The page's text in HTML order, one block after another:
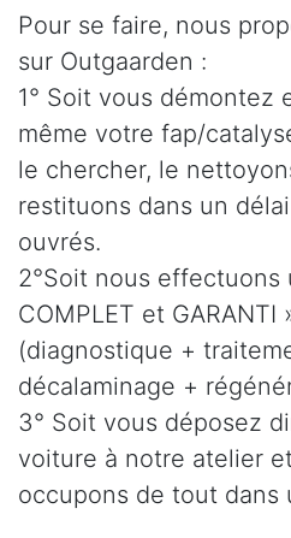
Pour se faire, nous
sur Outgaarden :
1° Soit vous démontez
même votre fap/
le chercher, le
restituons dans un
ouvrés.
2°Soit nous effectuons
COMPLET et
(diagnostique +
décalaminage +
3° Soit vous déposez
voiture à notre atelier
occupons de tout dans